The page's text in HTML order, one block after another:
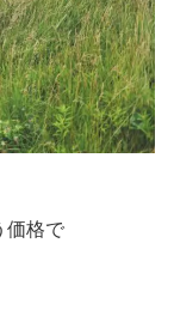
価格で